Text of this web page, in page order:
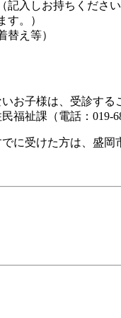
記入しお持ちくださ
す。）
替え等）
お子様は、受診す
福祉課（電話：019-
に受けた方は、盛岡